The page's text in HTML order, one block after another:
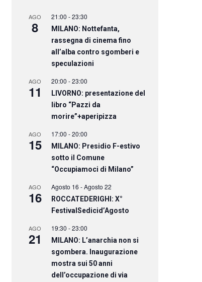
AGO
8
21:00 -23:30
MILANO: Nottefanta,
rassegna di cinema fino
all’alba contro sgomberi e
speculazioni
AGO
11
20:00 -23:00
LIVORNO: presentazione del
libro “Pazzi da
morire”+aperipizza
AGO
15
17:00 -20:00
MILANO: Presidio F-estivo
sotto il Comune
“Occupiamoci di Milano”
AGO
16
Agosto 16 -Agosto 22
ROCCATEDERIGHI: X°
FestivalSedicid’Agosto
AGO
21
19:30 -23:00
MILANO: L’anarchia non si
sgombera. Inaugurazione
mostra sui 50 anni
dell’occupazione di via